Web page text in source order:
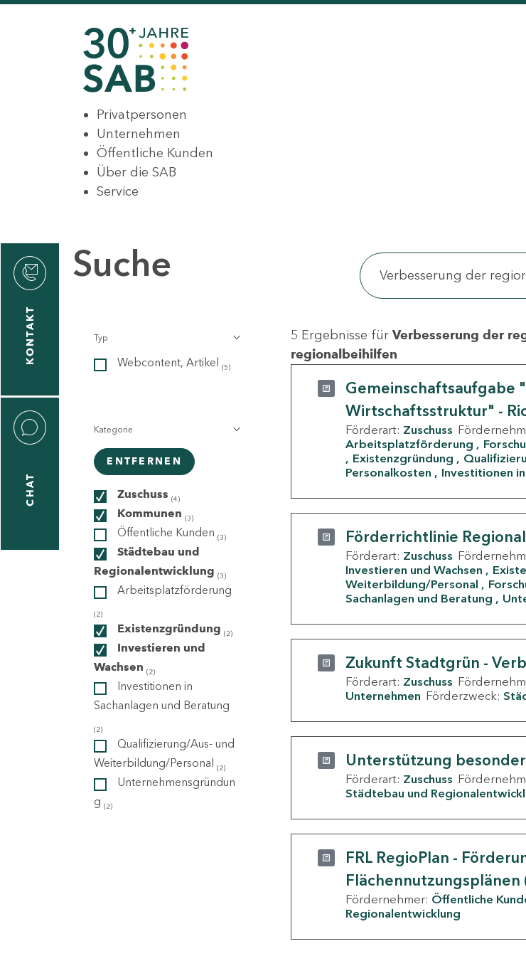
Privatpersonen
Unternehmen
Öffentliche Kunden
Über die SAB
Service
KONTAKT
CHAT
Suche
Typ
Webcontent, Artikel (5)
Kategorie
ENTFERNEN
Zuschuss (4)
Kommunen (3)
Öffentliche Kunden (3)
Städtebau und
Regionalentwicklung (3)
Arbeitsplatzförderung
(2)
Existenzgründung (2)
Investieren und
Wachsen (2)
Investitionen in
Sachanlagen und Beratung
(2)
Qualifizierung/Aus- und
Weiterbildung/Personal (2)
Unternehmensgründun
g (2)
5 Ergebnisse für Verbesserung der
regionalbeihilfen
Gemeinschaftsaufgabe
Wirtschaftsstruktur" -
Förderart: Zuschuss
Arbeitsplatzförderung
Existenzgründung
Personalkosten
Investitionen
Förderrichtlinie
Förderart: Zuschuss
Investieren und Wachsen
Weiterbildung/Personal
Sachanlagen und Beratung
Zukunft Stadtgrün -
Förderart: Zuschuss
Unternehmen Förderzweck:
Unterstützung
Förderart: Zuschuss
Städtebau und
FRL RegioPlan -
Fördernehmer: Öffentliche
Regionalentwicklung